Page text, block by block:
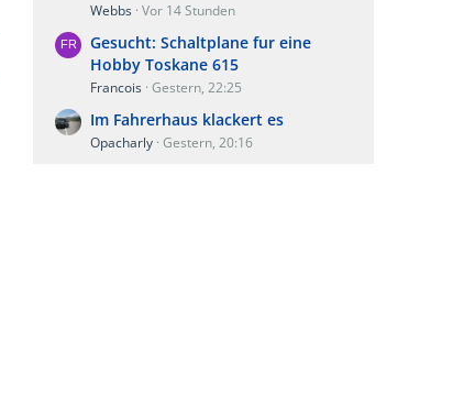
Webbs Vor 14 Stunden
Gesucht: Schaltplane fur eine
Hobby Toskane 615
Francois Gestern, 22:25
Im Fahrerhaus klackert es
Opacharly Gestern, 20:16